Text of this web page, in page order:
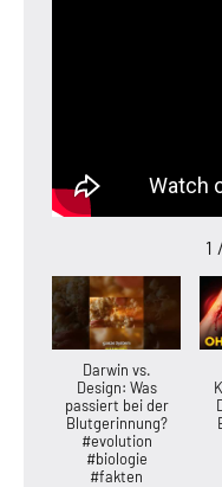
1 /
Darwin vs.
Design: Was
passiert bei der
Blutgerinnung?
#evolution
#biologie
#fakten